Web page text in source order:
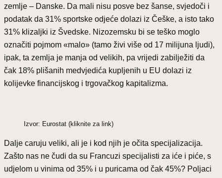
zemlje – Danske. Da mali nisu posve bez šanse, svjedoči i
podatak da 31% sportske odjeće dolazi iz Češke, a isto tako
31% klizaljki iz Švedske. Nizozemsku bi se teško moglo
označiti pojmom «malo» (tamo živi više od 17 milijuna ljudi),
ipak, ta zemlja je manja od velikih, pa vrijedi zabilježiti da
čak 18% plišanih medvjedića kupljenih u EU dolazi iz
kolijevke financijskog i trgovačkog kapitalizma.
Izvor: Eurostat (kliknite za link)
Dalje caruju veliki, ali je i kod njih je očita specijalizacija.
Zašto nas ne čudi da su Francuzi specijalisti za iće i piće, s
udjelom u vinima od 35% i u puricama od čak 45%? Poljaci